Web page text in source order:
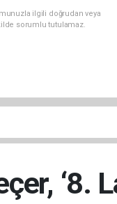
ilgili doğrudan veya
sorumlu tutulamaz.
‘8.